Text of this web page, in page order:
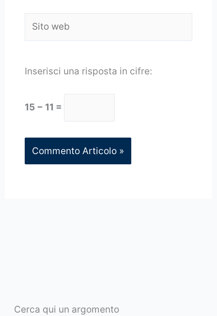
web
Inserisci una risposta in cifre:
15 − 11 =
Cerca qui un argomento